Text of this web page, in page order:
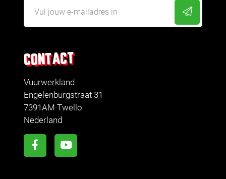
CONTACT
Vuurwerkland
Engelenburgstraat 31
7391AM Twello
Nederland